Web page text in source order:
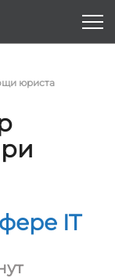
юриста
IT